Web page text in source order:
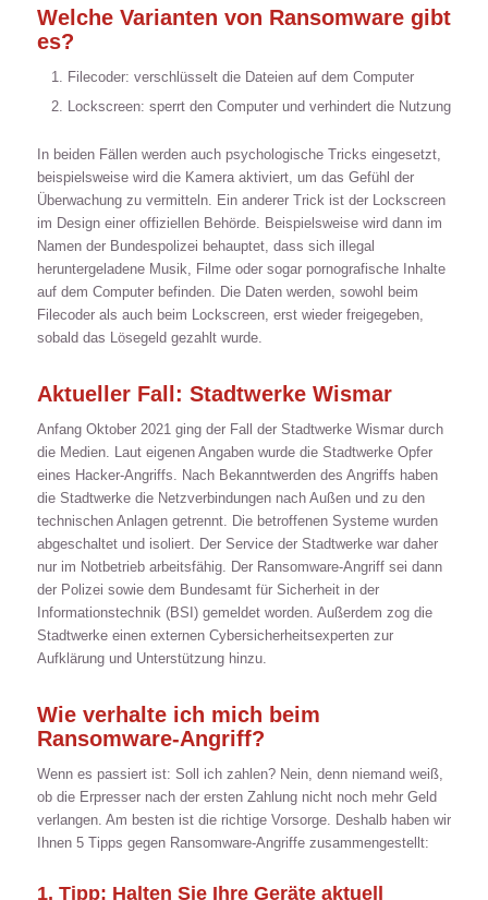
Welche Varianten von Ransomware gibt
es?
Filecoder: verschlüsselt die Dateien auf dem Computer
Lockscreen: sperrt den Computer und verhindert die Nutzung
In beiden Fällen werden auch psychologische Tricks eingesetzt,
beispielsweise wird die Kamera aktiviert, um das Gefühl der
Überwachung zu vermitteln. Ein anderer Trick ist der Lockscreen
im Design einer offiziellen Behörde. Beispielsweise wird dann im
Namen der Bundespolizei behauptet, dass sich illegal
heruntergeladene Musik, Filme oder sogar pornografische Inhalte
auf dem Computer befinden. Die Daten werden, sowohl beim
Filecoder als auch beim Lockscreen, erst wieder freigegeben,
sobald das Lösegeld gezahlt wurde.
Aktueller Fall: Stadtwerke Wismar
Anfang Oktober 2021 ging der Fall der Stadtwerke Wismar durch
die Medien. Laut eigenen Angaben wurde die Stadtwerke Opfer
eines Hacker-Angriffs. Nach Bekanntwerden des Angriffs haben
die Stadtwerke die Netzverbindungen nach Außen und zu den
technischen Anlagen getrennt. Die betroffenen Systeme wurden
abgeschaltet und isoliert. Der Service der Stadtwerke war daher
nur im Notbetrieb arbeitsfähig. Der Ransomware-Angriff sei dann
der Polizei sowie dem Bundesamt für Sicherheit in der
Informationstechnik (BSI) gemeldet worden. Außerdem zog die
Stadtwerke einen externen Cybersicherheitsexperten zur
Aufklärung und Unterstützung hinzu.
Wie verhalte ich mich beim
Ransomware-Angriff?
Wenn es passiert ist: Soll ich zahlen? Nein, denn niemand weiß,
ob die Erpresser nach der ersten Zahlung nicht noch mehr Geld
verlangen. Am besten ist die richtige Vorsorge. Deshalb haben wir
Ihnen 5 Tipps gegen Ransomware-Angriffe zusammengestellt:
1. Tipp: Halten Sie Ihre Geräte aktuell